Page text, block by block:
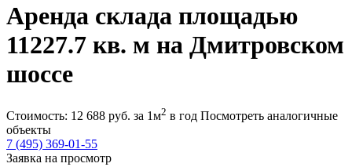
Аренда склада площадью
11227.7 кв. м на Дмитровском
шоссе
Стоимость: 12 688 руб. за 1м2 в год Посмотреть аналогичные
объекты
7 (495) 369-01-55
Заявка на просмотр